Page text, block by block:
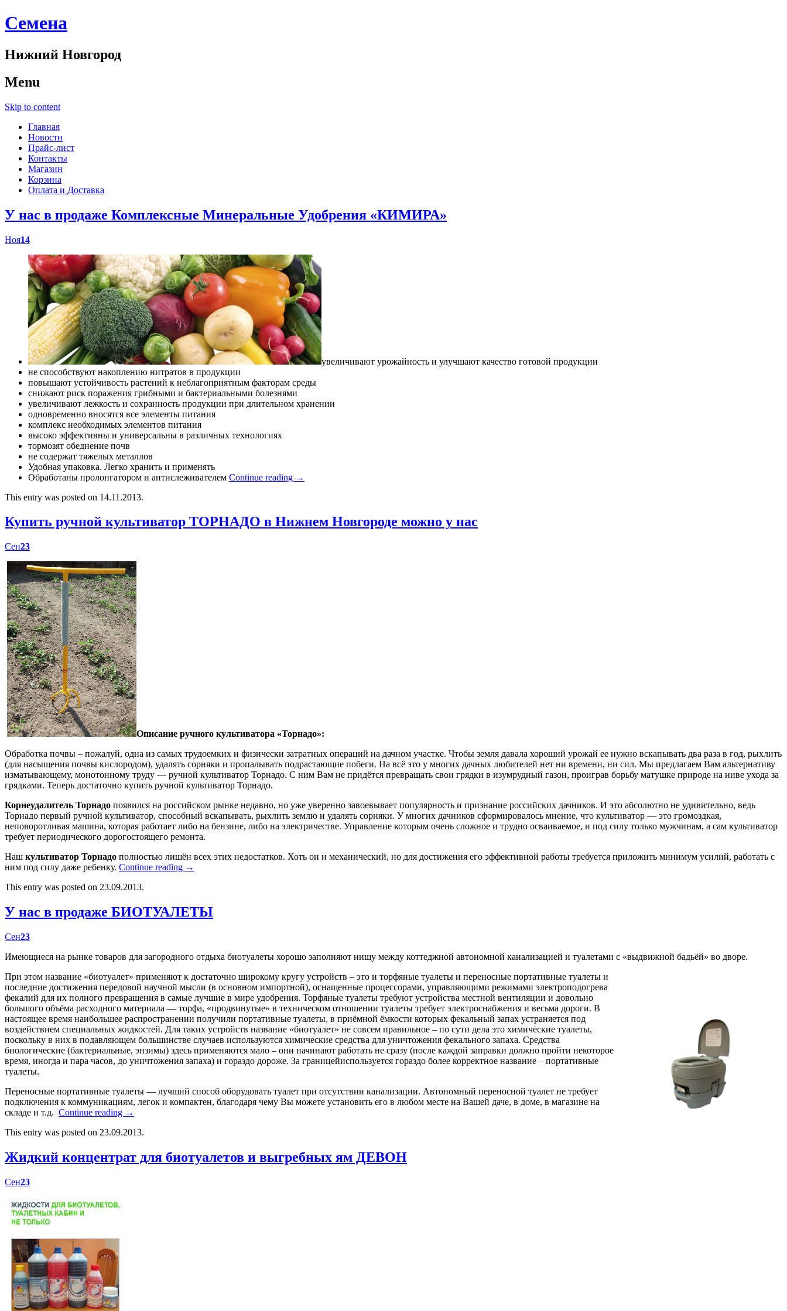
Cемена
Нижний Новгород
Menu
Skip to content
Главная
Новости
Прайс-лист
Контакты
Магазин
Корзина
Оплата и Доставка
У нас в продаже Комплексные Минеральные Удобрения «КИМИРА»
Ноя14
увеличивают урожайность и улучшают качество готовой продукции
не способствуют накоплению нитратов в продукции
повышают устойчивость растений к неблагоприятным факторам среды
снижают риск поражения грибными и бактериальными болезнями
увеличивают лежкость и сохранность продукции при длительном хранении
одновременно вносятся все элементы питания
комплекс необходимых элементов питания
высоко эффективны и универсальны в различных технологиях
тормозят обеднение почв
не содержат тяжелых металлов
Удобная упаковка. Легко хранить и применять
Обработаны пролонгатором и антислеживателем Continue reading →
This entry was posted on 14.11.2013.
Купить ручной культиватор ТОРНАДО в Нижнем Новгороде можно у нас
Сен23
Описание ручного культиватора «Торнадо»:
Обработка почвы – пожалуй, одна из самых трудоемких и физически затратных операций на дачном участке. Чтобы земля давала хороший урожай ее нужно вскапывать два раза в год, рыхлить
(для насыщения почвы кислородом), удалять сорняки и пропалывать подрастающие побеги. На всё это у многих дачных любителей нет ни времени, ни сил. Мы предлагаем Вам альтернативу
изматывающему, монотонному труду — ручной культиватор Торнадо. С ним Вам не придётся превращать свои грядки в изумрудный газон, проиграв борьбу матушке природе на ниве ухода за
грядками. Теперь достаточно купить ручной культиватор Торнадо.
Корнеудалитель Торнадо появился на российском рынке недавно, но уже уверенно завоевывает популярность и признание российских дачников. И это абсолютно не удивительно, ведь
Торнадо первый ручной культиватор, способный вскапывать, рыхлить землю и удалять сорняки. У многих дачников сформировалось мнение, что культиватор — это громоздкая,
неповоротливая машина, которая работает либо на бензине, либо на электричестве. Управление которым очень сложное и трудно осваиваемое, и под силу только мужчинам, а сам культиватор
требует периодического дорогостоящего ремонта.
Наш культиватор Торнадо полностью лишён всех этих недостатков. Хоть он и механический, но для достижения его эффективной работы требуется приложить минимум усилий, работать с
ним под силу даже ребенку. Continue reading →
This entry was posted on 23.09.2013.
У нас в продаже БИОТУАЛЕТЫ
Сен23
Имеющиеся на рынке товаров для загородного отдыха биотуалеты хорошо заполняют нишу между коттеджной автономной канализацией и туалетами с «выдвижной бадьёй» во дворе.
При этом название «биотуалет» применяют к достаточно широкому кругу устройств – это и торфяные туалеты и переносные портативные туалеты и
последние достижения передовой научной мысли (в основном импортной), оснащенные процессорами, управляющими режимами электроподогрева
фекалий для их полного превращения в самые лучшие в мире удобрения. Торфяные туалеты требуют устройства местной вентиляции и довольно
большого объёма расходного материала — торфа, «продвинутые» в техническом отношении туалеты требует электроснабжения и весьма дороги. В
настоящее время наибольшее распространении получили портативные туалеты, в приёмной ёмкости которых фекальный запах устраняется под
воздействием специальных жидкостей. Для таких устройств название «биотуалет» не совсем правильное – по сути дела это химические туалеты,
поскольку в них в подавляющем большинстве случаев используются химические средства для уничтожения фекального запаха. Средства
биологические (бактериальные, энзимы) здесь применяются мало – они начинают работать не сразу (после каждой заправки должно пройти некоторое
время, иногда и пара часов, до уничтожения запаха) и гораздо дороже. За границейиспользуется гораздо более корректное название – портативные
туалеты.
Переносные портативные туалеты — лучший способ оборудовать туалет при отсутствии канализации. Автономный переносной туалет не требует
подключения к коммуникациям, легок и компактен, благодаря чему Вы можете установить его в любом месте на Вашей даче, в доме, в магазине на
складе и т.д. Continue reading →
This entry was posted on 23.09.2013.
Жидкий концентрат для биотуалетов и выгребных ям ДЕВОН
Сен23